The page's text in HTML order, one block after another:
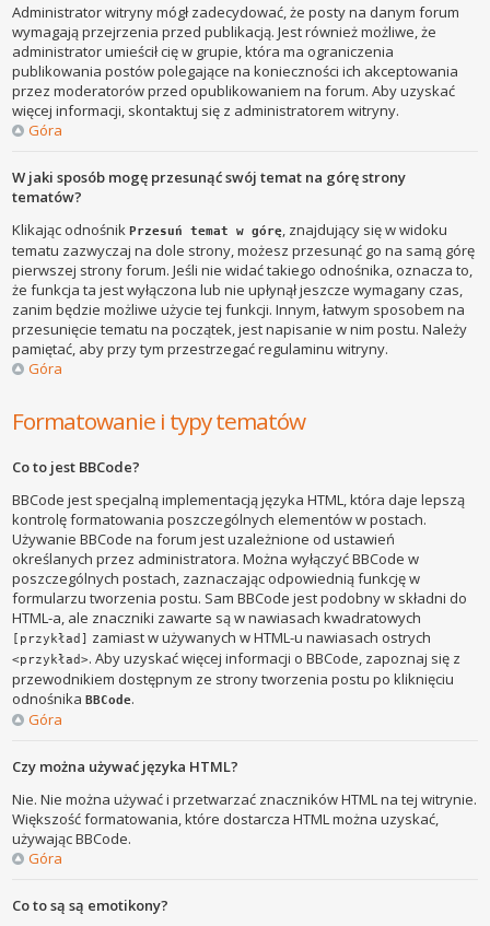
Administrator witryny mógł zadecydować, że posty na danym forum
wymagają przejrzenia przed publikacją. Jest również możliwe, że
administrator umieścił cię w grupie, która ma ograniczenia
publikowania postów polegające na konieczności ich akceptowania
przez moderatorów przed opublikowaniem na forum. Aby uzyskać
więcej informacji, skontaktuj się z administratorem witryny.
Góra
W jaki sposób mogę przesunąć swój temat na górę strony
tematów?
Klikając odnośnikPrzesuń temat w górę, znajdujący się w widoku
tematu zazwyczaj na dole strony, możesz przesunąć go na samą górę
pierwszej strony forum. Jeśli nie widać takiego odnośnika, oznacza to,
że funkcja ta jest wyłączona lub nie upłynął jeszcze wymagany czas,
zanim będzie możliwe użycie tej funkcji. Innym, łatwym sposobem na
przesunięcie tematu na początek, jest napisanie w nim postu. Należy
pamiętać, aby przy tym przestrzegać regulaminu witryny.
Góra
Formatowanie i typy tematów
Co to jest BBCode?
BBCode jest specjalną implementacją języka HTML, która daje lepszą
kontrolę formatowania poszczególnych elementów w postach.
Używanie BBCode na forum jest uzależnione od ustawień
określanych przez administratora. Można wyłączyć BBCode w
poszczególnych postach, zaznaczając odpowiednią funkcję w
formularzu tworzenia postu. Sam BBCode jest podobny w składni do
HTML-a, ale znaczniki zawarte są w nawiasach kwadratowych
[przykład] zamiast w używanych w HTML-u nawiasach ostrych
<przykład>. Aby uzyskać więcej informacji o BBCode, zapoznaj się z
przewodnikiem dostępnym ze strony tworzenia postu po kliknięciu
odnośnikaBBCode.
Góra
Czy można używać języka HTML?
Nie. Nie można używać i przetwarzać znaczników HTML na tej witrynie.
Większość formatowania, które dostarcza HTML można uzyskać,
używając BBCode.
Góra
Co to są są emotikony?